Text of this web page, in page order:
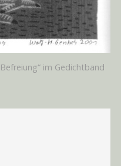
im Gedichtband